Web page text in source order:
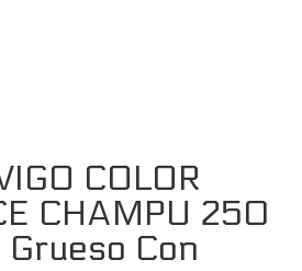
COLOR
CHAMPU 250
Con